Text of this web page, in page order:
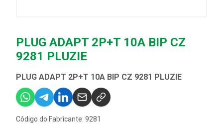
PLUG ADAPT 2P+T 10A BIP CZ
9281 PLUZIE
PLUG ADAPT 2P+T 10A BIP CZ 9281 PLUZIE
Código do Fabricante: 9281